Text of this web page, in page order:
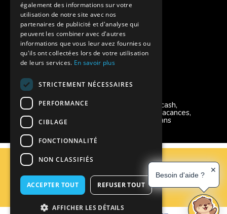
Charte de confidentialité
Vacances Adaptées Adulte Supernova
Modes de règlement acceptés
Chèque, Virement, Espèces, Mandats cash,
Bons CAF, Conseil général, Chèques vacances,
Carte bancaire, Prise en charge reçu sans
règlement, Prélèvement, Pass Colo
Plan du site
Espace Professionnels
également des informations sur votre
utilisation de notre site avec nos
partenaires de publicité et d'analyse qui
peuvent les combiner avec d'autres
informations que vous leur avez fournies ou
qu'ils ont collectées lors de votre utilisation
de leurs services. En savoir plus
STRICTEMENT NÉCESSAIRES
PERFORMANCE
CIBLAGE
FONCTIONNALITÉ
NON CLASSIFIÉS
ACCEPTER TOUT REFUSER TOUT
AFFICHER LES DÉTAILS
Besoin d'aide ?
✕